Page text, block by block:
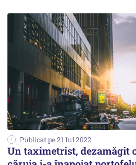
Publicat pe 21 Iul 2022
Un taximetrist, dezamăgit